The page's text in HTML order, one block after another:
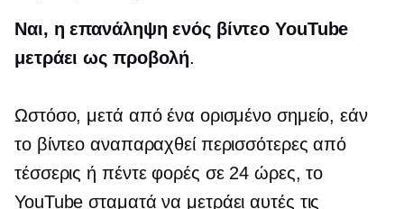
Ναι, η επανάληψη ενός βίντεο YouTube
μετράει ως προβολή.
Ωστόσο, μετά από ένα ορισμένο σημείο, εάν
το βίντεο αναπαραχθεί περισσότερες από
τέσσερις ή πέντε φορές σε 24 ώρες, το
YouTube σταματά να μετράει αυτές τις